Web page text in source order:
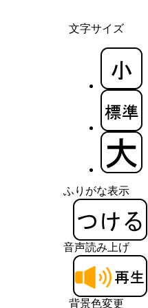
文字サイズ
ふりがな表示
音声読み上げ
背景色変更